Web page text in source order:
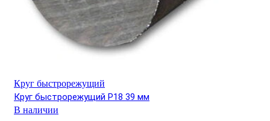
Круг быстрорежущий
Круг быстрорежущий Р18 39 мм
В наличии